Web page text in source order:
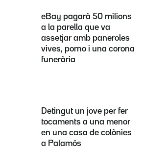
eBay pagarà 50 milions
a la parella que va
assetjar amb paneroles
vives, porno i una corona
funerària
Detingut un jove per fer
tocaments a una menor
en una casa de colònies
a Palamós